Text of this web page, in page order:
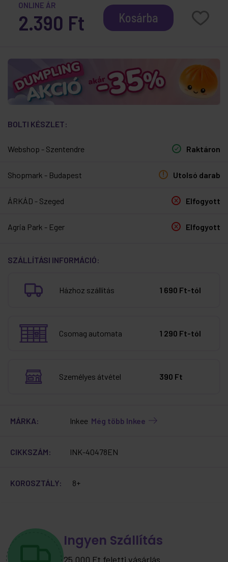
ONLINE ÁR
2.390 Ft Kosárba
BOLTI KÉSZLET:
Webshop - Szentendre Raktáron
Shopmark - Budapest Utolsó darab
ÁRKÁD - Szeged Elfogyott
Agria Park - Eger Elfogyott
SZÁLLÍTÁSI INFORMÁCIÓ:
Házhoz szállítás 1 690 Ft-tól
Csomag automata 1 290 Ft-tól
Személyes átvétel 390 Ft
MÁRKA: Inkee Még több Inkee
CIKKSZÁM: INK-40478EN
KOROSZTÁLY: 8+
Ingyen Szállítás
25.000 Ft feletti vásárlás